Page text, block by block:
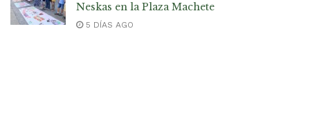
Neskas en la Plaza Machete
5 DÍAS AGO